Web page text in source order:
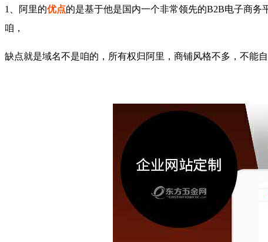
1、阿里的优点的是基于他是国内一个非常领先的B2B电子商
咱，
缺点就是域名不是咱的，所有权归阿里，商铺风格不多，不能